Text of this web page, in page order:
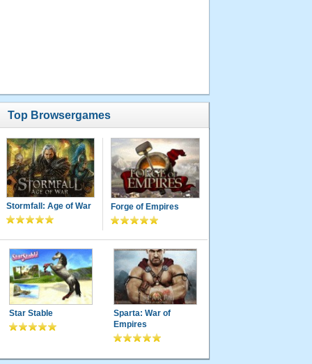
Top Browsergames
Stormfall: Age of War Forge of Empires
Star Stable
Sparta: War of
Empires